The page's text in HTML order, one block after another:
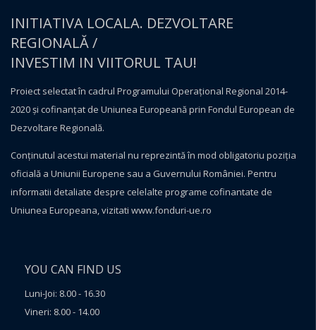
INITIATIVA LOCALA. DEZVOLTARE
REGIONALĂ /
INVESTIM IN VIITORUL TAU!
Proiect selectat în cadrul Programului Operațional Regional 2014-
2020 și cofinanțat de Uniunea Europeană prin Fondul European de
Dezvoltare Regională.
Conţinutul acestui material nu reprezintă în mod obligatoriu poziţia
oficială a Uniunii Europene sau a Guvernului României. Pentru
informatii detaliate despre celelalte programe cofinantate de
Uniunea Europeana, vizitati www.fonduri-ue.ro
YOU CAN FIND US
Luni-Joi: 8.00 - 16.30
Vineri: 8.00 - 14.00